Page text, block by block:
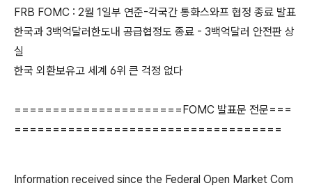
FRB FOMC : 2월 1일부 연준-각국간 통화스와프 협정 종료 발표
한국과 3백억달러한도내 공급협정도 종료 - 3백억달러 안전판 상
실
한국 외환보유고 세계 6위 큰 걱정 없다
======================FOMC 발표문 전문===
===================================
Information received since the Federal Open Market Com